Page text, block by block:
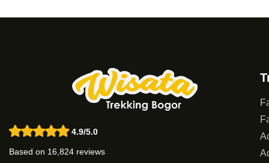
4.9/5.0
Based on 16,824 reviews